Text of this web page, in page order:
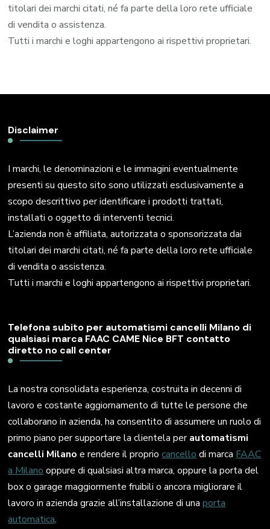
titolari dei marchi citati, né fa parte della loro rete ufficiale
di vendita o assistenza.
Tutti i marchi e loghi appartengono ai rispettivi proprietari.
Disclaimer
I marchi, le denominazioni e le immagini eventualmente
presenti su questo sito sono utilizzati esclusivamente a
scopo descrittivo per identificare i prodotti trattati,
installati o oggetto di interventi tecnici.
L’azienda non è affiliata, autorizzata o sponsorizzata dai
titolari dei marchi citati, né fa parte della loro rete ufficiale
di vendita o assistenza.
Tutti i marchi e loghi appartengono ai rispettivi proprietari.
Telefona subito per automatismi cancelli Milano di
qualsiasi marca FAAC CAME Nice BFT contatto
diretto no call center
La nostra consolidata esperienza, costruita in decenni di
lavoro e costante aggiornamento di tutte le persone che
collaborano in azienda, ha consentito di assumere un ruolo di
primo piano per supportare la clientela perautomatismi
cancelli Milano e rendere il propriocancello di marca FAAC
a Milano oppure di qualsiasi altra marca, oppure la porta del
box o garage maggiormente fruibili o ancora migliorare il
lavoro in azienda grazie all’installazione di unaporta
automatica.